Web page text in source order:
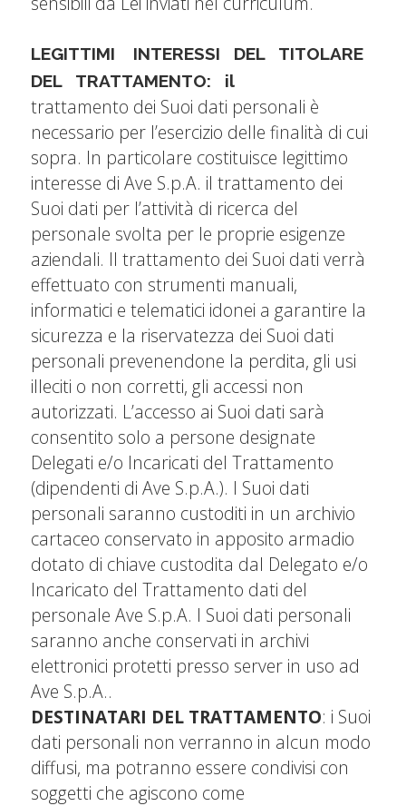
LEGITTIMI INTERESSI DEL TITOLARE
DEL TRATTAMENTO: il
trattamento dei Suoi dati personali è
necessario per l’esercizio delle finalità di cui
sopra. In particolare costituisce legittimo
interesse di Ave S.p.A. il trattamento dei
Suoi dati per l’attività di ricerca del
personale svolta per le proprie esigenze
aziendali. Il trattamento dei Suoi dati verrà
effettuato con strumenti manuali,
informatici e telematici idonei a garantire la
sicurezza e la riservatezza dei Suoi dati
personali prevenendone la perdita, gli usi
illeciti o non corretti, gli accessi non
autorizzati. L’accesso ai Suoi dati sarà
consentito solo a persone designate
Delegati e/o Incaricati del Trattamento
(dipendenti di Ave S.p.A.). I Suoi dati
personali saranno custoditi in un archivio
cartaceo conservato in apposito armadio
dotato di chiave custodita dal Delegato e/o
Incaricato del Trattamento dati del
personale Ave S.p.A. I Suoi dati personali
saranno anche conservati in archivi
elettronici protetti presso server in uso ad
Ave S.p.A..
DESTINATARI DEL TRATTAMENTO: i Suoi
dati personali non verranno in alcun modo
diffusi, ma potranno essere condivisi con
soggetti che agiscono come